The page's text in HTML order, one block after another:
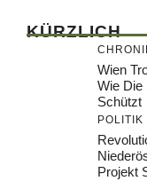
KÜRZLICH
Wien
Wie Die
Schützt
POLITIK
Projekt